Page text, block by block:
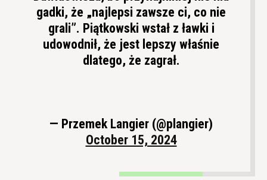
gadki, że „najlepsi zawsze ci, co nie
grali”. Piątkowski wstał z ławki i
udowodnił, że jest lepszy właśnie
dlatego, że zagrał.
— Przemek Langier (@plangier)
October 15, 2024